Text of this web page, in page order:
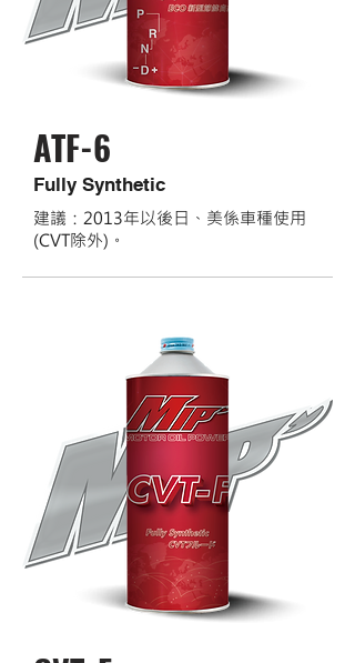
ATF-6
Fully Synthetic
建議：2013年以後日、美係車種使用
(CVT除外)。